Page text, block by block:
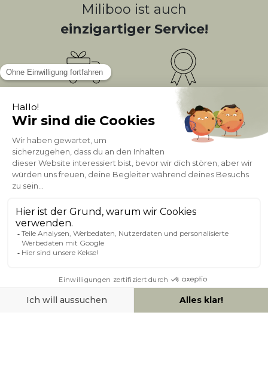
Miliboo ist auch
einzigartiger Service!
Bonusprogramm
PUNKTE = 5
HILFE & KONTAKT